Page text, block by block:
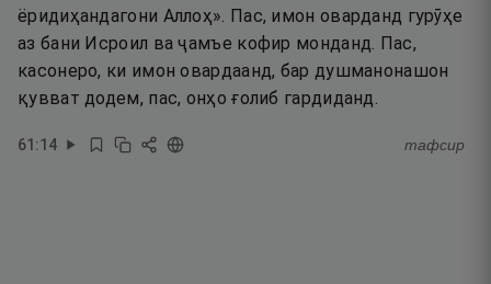
ёридиҳандагони Аллоҳ». Пас, имон оварданд гурӯҳе
аз бани Исроил ва ҷамъе кофир монданд. Пас,
касонеро, ки имон овардаанд, бар душманонашон
қувват додем, пас, онҳо ғолиб гардиданд.
61:14 тафсир